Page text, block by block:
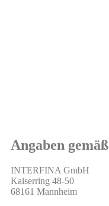
Angaben
INTERFINA GmbH
Kaiserring 48-50
68161 Mannheim